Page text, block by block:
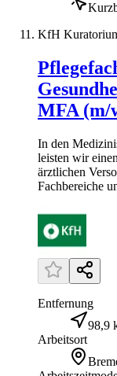
KfH
MFA (m/
In den
leisten wir
ärztlichen
Fachbereiche
Entfernung
98,9
Arbeitsort